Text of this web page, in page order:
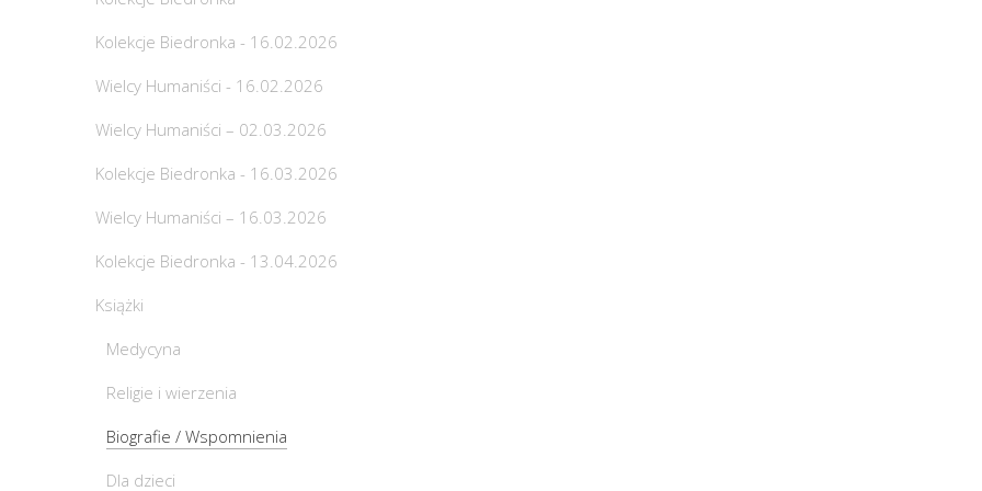
Kolekcje Biedronka - 16.02.2026
Wielcy Humaniści - 16.02.2026
Wielcy Humaniści – 02.03.2026
Kolekcje Biedronka - 16.03.2026
Wielcy Humaniści – 16.03.2026
Kolekcje Biedronka - 13.04.2026
Książki
Medycyna
Religie i wierzenia
Biografie / Wspomnienia
Dla dzieci